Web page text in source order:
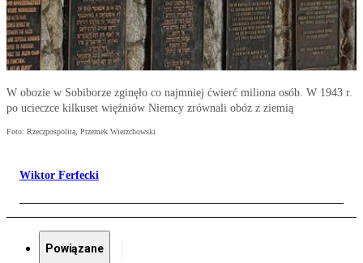
W obozie w Sobiborze zginęło co najmniej ćwierć miliona osób. W 1943 r.
po ucieczce kilkuset więźniów Niemcy zrównali obóz z ziemią
Foto: Rzeczpospolita, Przemek Wierzchowski
Wiktor Ferfecki
Powiązane